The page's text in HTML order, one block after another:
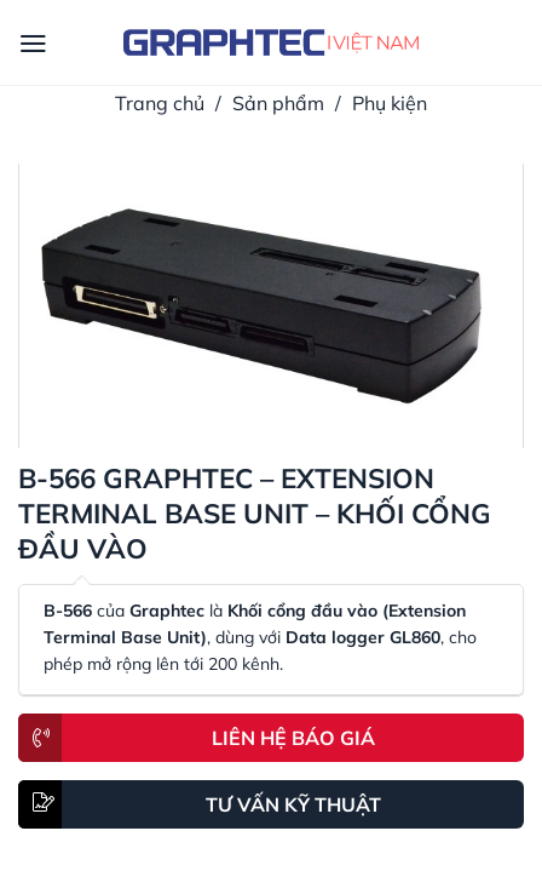
Trang chủ / Sản phẩm / Phụ kiện
B-566 GRAPHTEC – EXTENSION
TERMINAL BASE UNIT – KHỐI CỔNG
ĐẦU VÀO
B-566 của Graphtec là Khối cổng đầu vào (Extension
Terminal Base Unit), dùng với Data logger GL860, cho
phép mở rộng lên tới 200 kênh.
LIÊN HỆ BÁO GIÁ
TƯ VẤN KỸ THUẬT